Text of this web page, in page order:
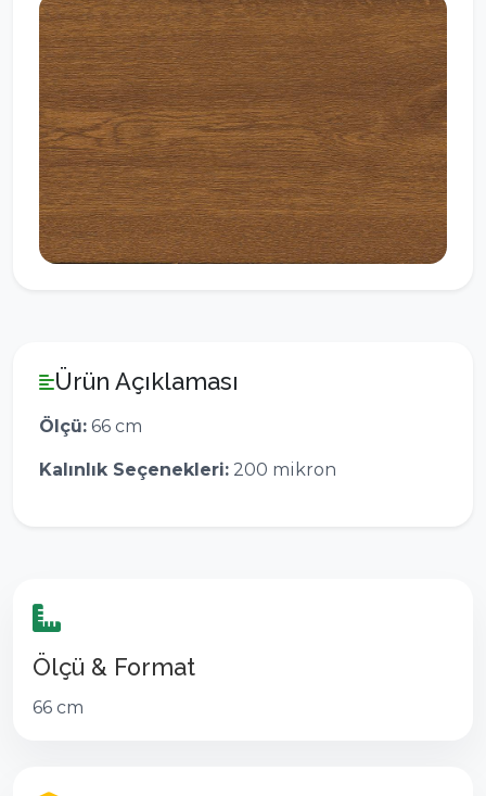
Ürün Açıklaması
Ölçü: 66 cm
Kalınlık Seçenekleri: 200 mikron
Ölçü & Format
66 cm